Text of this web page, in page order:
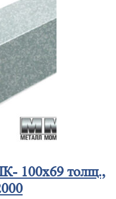
100х69 толщ.,